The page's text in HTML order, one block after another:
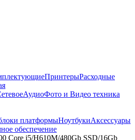
ПринтерыРасходные
АудиоФото и Видео техника
платформыНоутбукиАксессуары
обеспечение
Core i5/H610M/480Gb SSD/16Gb